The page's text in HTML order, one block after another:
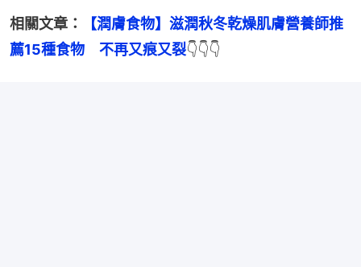
相關文章：
【潤膚食物】滋潤秋冬乾燥肌膚營養師推
薦15種食物　不再又痕又裂👇👇👇